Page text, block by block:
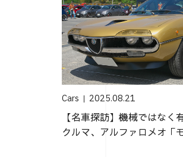
Cars 2025.08.21
【名車探訪】機械ではなく
クルマ、アルファロメオ「